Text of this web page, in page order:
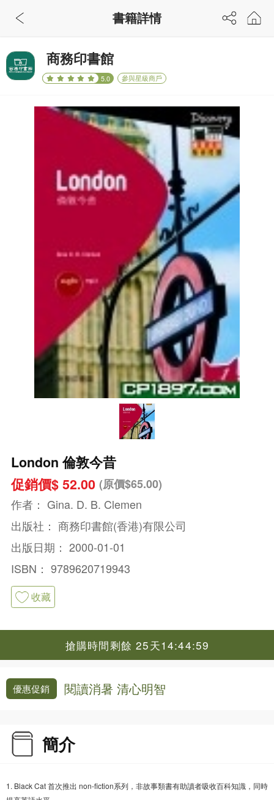
商務印書館
5.0 參與星級商戶
London 倫敦今昔
促銷價$ 52.00 (原價$65.00)
作者： Gina. D. B. Clemen
出版社： 商務印書館(香港)有限公司
出版日期： 2000-01-01
ISBN： 9789620719943
收藏
搶購時間剩餘 25天14:44:58
優惠促銷 閱讀消暑 清心明智
簡介
1. Black Cat 首次推出 non-fiction系列，非故事類書有助讀者吸收百科知識，同時
書籍詳情